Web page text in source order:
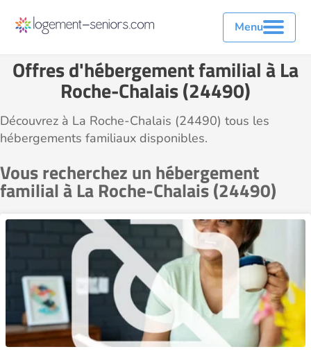
Menu
Offres d'hébergement familial à La
Roche-Chalais (24490)
Découvrez à La Roche-Chalais (24490) tous les
hébergements familiaux disponibles.
Vous recherchez un hébergement
familial à La Roche-Chalais (24490)